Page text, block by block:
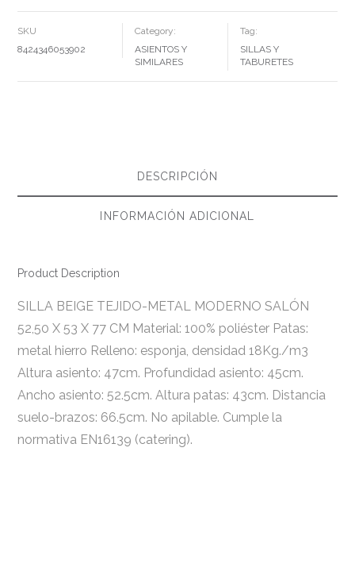
52,50
53
77
SKU
8424346053902
Category:
ASIENTOS Y
SIMILARES
Tag:
SILLAS Y
TABURETES
DESCRIPCIÓN
INFORMACIÓN ADICIONAL
Product Description
SILLA BEIGE TEJIDO-METAL MODERNO SALÓN
52,50 X 53 X 77 CM Material: 100% poliéster Patas:
metal hierro Relleno: esponja, densidad 18Kg./m3
Altura asiento: 47cm. Profundidad asiento: 45cm.
Ancho asiento: 52.5cm. Altura patas: 43cm. Distancia
suelo-brazos: 66.5cm. No apilable. Cumple la
normativa EN16139 (catering).